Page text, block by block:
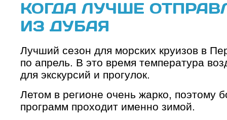
КОГДА ЛУЧШЕ
ИЗ ДУБАЯ
Лучший сезон для морских круизов в
по апрель. В это время температура
для экскурсий и прогулок.
Летом в регионе очень жарко, поэтому
программ проходит именно зимой.